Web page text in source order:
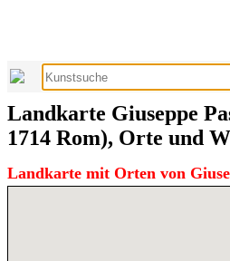
Landkarte Giuseppe
1714 Rom), Orte und
Landkarte mit Orten von